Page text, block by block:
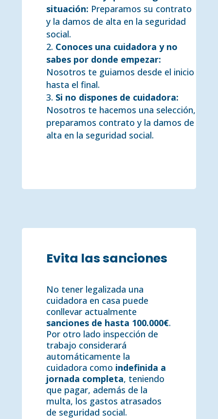
situación: Preparamos su contrato
y la damos de alta en la seguridad
social.
Conoces una cuidadora y no
sabes por donde empezar:
Nosotros te guiamos desde el inicio
hasta el final.
Si no dispones de cuidadora:
Nosotros te hacemos una selección,
preparamos contrato y la damos de
alta en la seguridad social.
Evita las sanciones
No tener legalizada una
cuidadora en casa puede
conllevar actualmente
sanciones de hasta 100.000€.
Por otro lado inspección de
trabajo considerará
automáticamente la
cuidadora como indefinida a
jornada completa, teniendo
que pagar, además de la
multa, los gastos atrasados
de seguridad social.